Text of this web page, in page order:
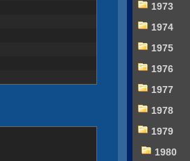
1973
1974
1975
1976
1977
1978
1979
1980